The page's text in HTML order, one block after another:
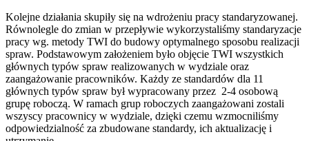
Kolejne działania skupiły się na wdrożeniu pracy standaryzowanej.
Równolegle do zmian w przepływie wykorzystaliśmy standaryzacje
pracy wg. metody TWI do budowy optymalnego sposobu realizacji
spraw. Podstawowym założeniem było objęcie TWI wszystkich
głównych typów spraw realizowanych w wydziale oraz
zaangażowanie pracowników. Każdy ze standardów dla 11
głównych typów spraw był wypracowany przez 2-4 osobową
grupę roboczą. W ramach grup roboczych zaangażowani zostali
wszyscy pracownicy w wydziale, dzięki czemu wzmocniliśmy
odpowiedzialność za zbudowane standardy, ich aktualizację i